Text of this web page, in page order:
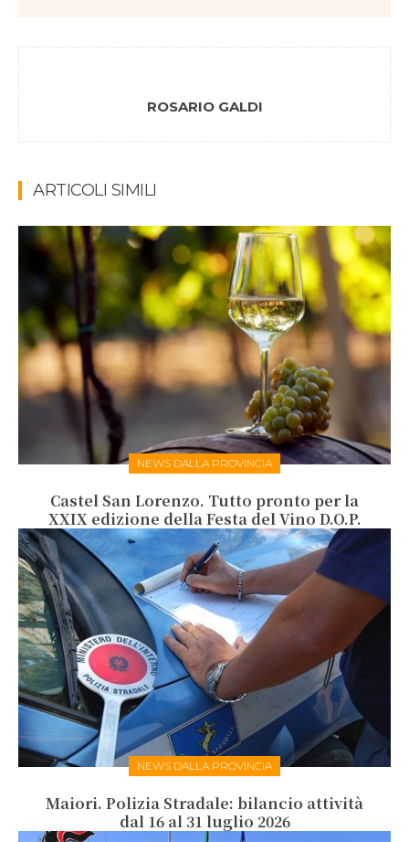
ROSARIO GALDI
ARTICOLI SIMILI
NEWS DALLA PROVINCIA
Castel San Lorenzo. Tutto pronto per la
XXIX edizione della Festa del Vino D.O.P.
NEWS DALLA PROVINCIA
Maiori. Polizia Stradale: bilancio attività
dal 16 al 31 luglio 2026